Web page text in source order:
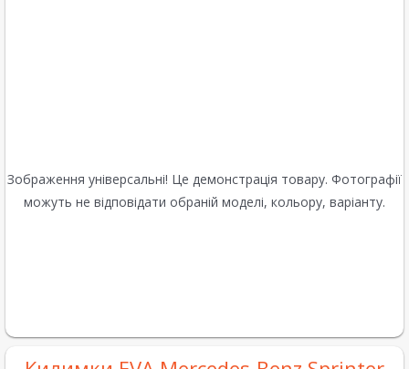
Зображення універсальні! Це демонстрація товару. Фотографії
можуть не відповідати обраній моделі, кольору, варіанту.